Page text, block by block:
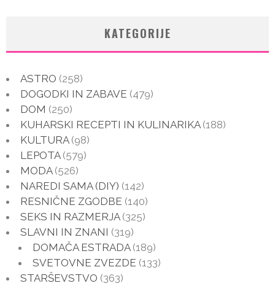
KATEGORIJE
ASTRO (258)
DOGODKI IN ZABAVE (479)
DOM (250)
KUHARSKI RECEPTI IN KULINARIKA(188)
KULTURA(98)
LEPOTA(579)
MODA(526)
NAREDI SAMA (DIY) (142)
RESNIČNE ZGODBE (140)
SEKS IN RAZMERJA(325)
SLAVNI IN ZNANI (319)
DOMAČA ESTRADA(189)
SVETOVNE ZVEZDE (133)
STARŠEVSTVO (363)